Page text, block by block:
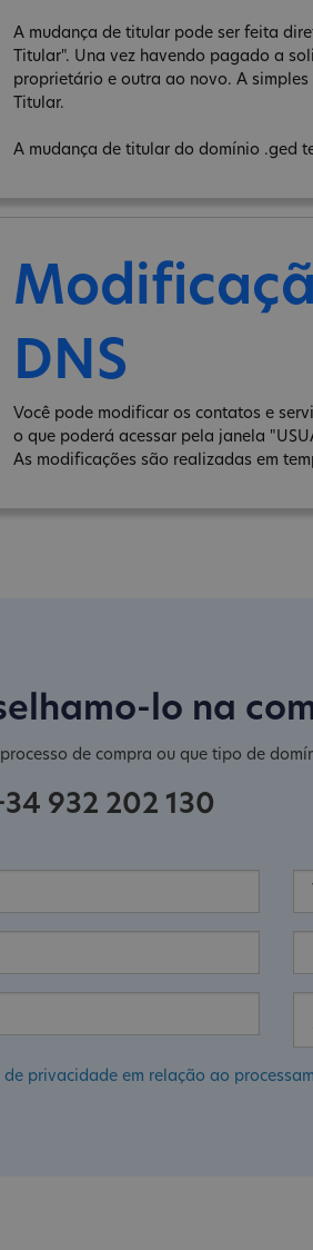
A mudança de titular pode ser feita
Titular". Una vez havendo pagado a
proprietário e outra ao novo. A
Titular.
A mudança de titular do domínio .ged
DNS
Você pode modificar os contatos e
o que poderá acessar pela janela
As modificações são realizadas em
lo na
de compra ou que tipo de
932 202 130
privacidade em relação ao